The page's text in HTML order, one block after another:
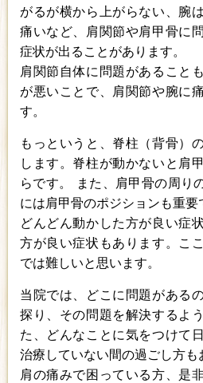
がるが横から上がらない、腕
痛いなど、肩関節や肩甲骨に
症状が出ることがあります。
肩関節自体に問題があること
が悪いことで、肩関節や腕に
す。
もっというと、脊柱（背骨）
します。脊柱が動かないと肩
らです。 また、肩甲骨の周り
には肩甲骨のポジションも重要
どんどん動かした方が良い症
方が良い症状もあります。こ
では難しいと思います。
当院では、どこに問題がある
探り、その問題を解決するよ
た、どんなことに気をつけて
治療していない間の過ごし方も
肩の痛みで困っている方、是